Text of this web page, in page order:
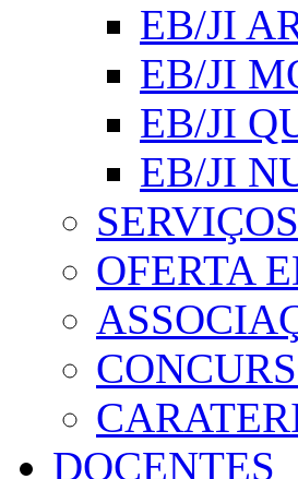
EB/JI
EB/JI
EB/JI
EB/JI
OFERTA
DOCENTES